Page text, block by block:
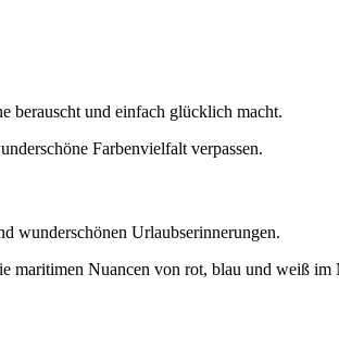
berauscht und einfach glücklich macht.
Farbenvielfalt verpassen.
wunderschönen Urlaubserinnerungen.
Nuancen von rot, blau und weiß